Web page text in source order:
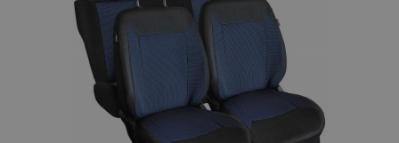
желани
продукти